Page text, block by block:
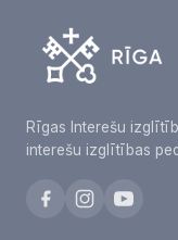
Rīgas Interešu
interešu izglītības